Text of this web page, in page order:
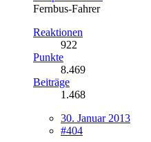
Fernbus-Fahrer
Reaktionen
922
Punkte
8.469
Beiträge
1.468
30. Januar 2013
#404